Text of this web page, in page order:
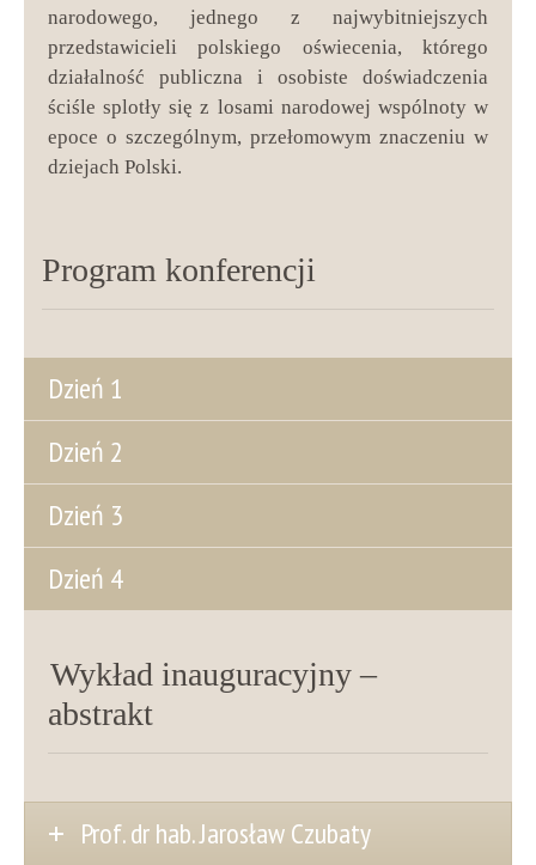
narodowego, jednego z najwybitniejszych
przedstawicieli polskiego oświecenia, którego
działalność publiczna i osobiste doświadczenia
ściśle splotły się z losami narodowej wspólnoty w
epoce o szczególnym, przełomowym znaczeniu w
dziejach Polski.
Program konferencji
Dzień 1
Dzień 2
Dzień 3
Dzień 4
Wykład inauguracyjny –
abstrakt
Prof. dr hab. Jarosław Czubaty